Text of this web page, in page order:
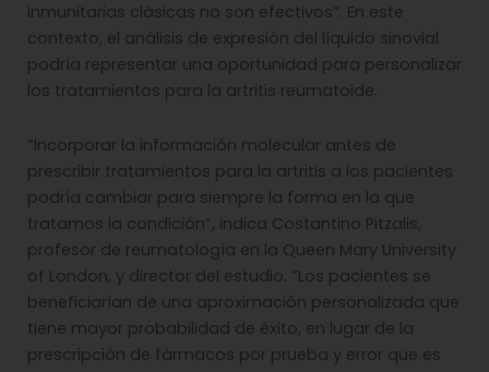
inmunitarias clásicas no son efectivos”. En este
contexto, el análisis de expresión del líquido sinovial
podría representar una oportunidad para personalizar
los tratamientos para la artritis reumatoide.
“Incorporar la información molecular antes de
prescribir tratamientos para la artritis a los pacientes
podría cambiar para siempre la forma en la que
tratamos la condición”, indica Costantino Pitzalis,
profesor de reumatología en la Queen Mary University
of London, y director del estudio. “Los pacientes se
beneficiarían de una aproximación personalizada que
tiene mayor probabilidad de éxito, en lugar de la
prescripción de fármacos por prueba y error que es